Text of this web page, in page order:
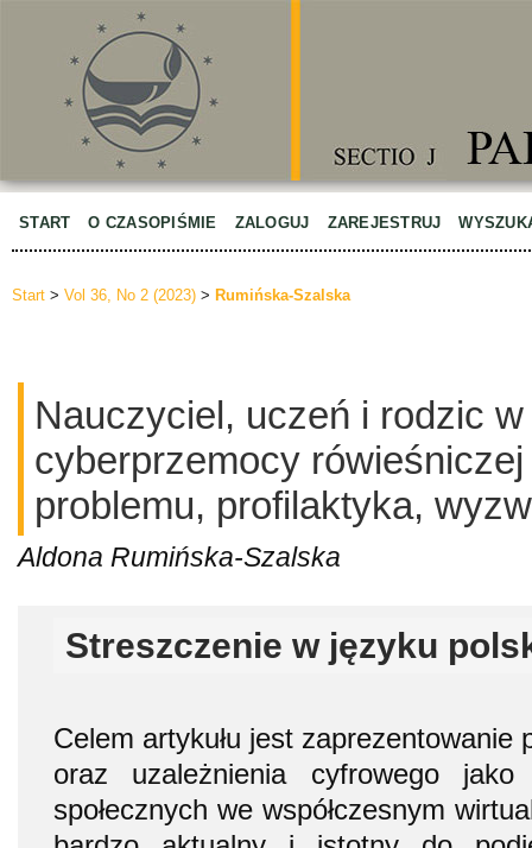
START O CZASOPIŚMIE ZALOGUJ ZAREJESTRUJ
Start > Vol 36, No 2 (2023) > Rumińska-Szalska
Nauczyciel, uczeń i rodzic
cyberprzemocy
problemu, profilaktyka,
Aldona Rumińska-Szalska
Streszczenie w języku
Celem artykułu jest zaprezentowanie
oraz uzależnienia cyfrowego jako
społecznych we współczesnym